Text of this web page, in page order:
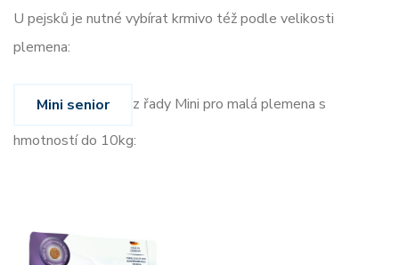
U pejsků je nutné vybírat krmivo též podle velikosti
plemena:
Mini senior
z řady Mini pro malá plemena s
hmotností do 10kg: